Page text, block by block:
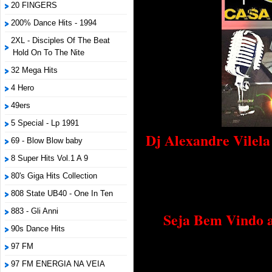
20 FINGERS
200% Dance Hits - 1994
2XL - Disciples Of The Beat
Hold On To The Nite
32 Mega Hits
4 Hero
49ers
5 Special - Lp 1991
69 - Blow Blow baby
8 Super Hits Vol.1 A 9
80's Giga Hits Collection
808 State UB40 - One In Ten
883 - Gli Anni
90s Dance Hits
97 FM
97 FM ENERGIA NA VEIA
Dj Alexandre Vilela
Seja Bem Vindo